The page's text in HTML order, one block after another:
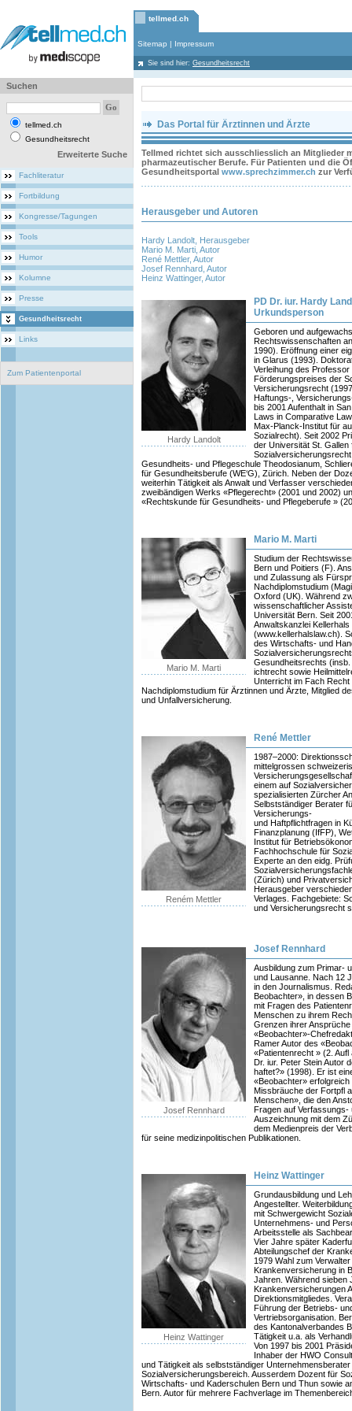
tellmed.ch
Sitemap | Impressum
Sie sind hier: Gesundheitsrecht
Suchen
tellmed.ch
Gesundheitsrecht
Erweiterte Suche
Fachliteratur
Fortbildung
Kongresse/Tagungen
Tools
Humor
Kolumne
Presse
Gesundheitsrecht
Links
Zum Patientenportal
Das Portal für Ärztinnen und Ärzte
Tellmed richtet sich ausschliesslich an Mitglieder
pharmazeutischer Berufe. Für Patienten und die
Gesundheitsportal www.sprechzimmer.ch zur
Herausgeber und Autoren
Hardy Landolt, Herausgeber
Mario M. Marti, Autor
René Mettler, Autor
Josef Rennhard, Autor
Heinz Wattinger, Autor
Hardy Landolt
PD Dr. iur. Hardy
Urkundsperson
Geboren und
Rechtswissenschaften
1990). Eröffnung einer
in Glarus (1993).
Verleihung des
Förderungspreises der
Versicherungsrecht
Haftungs-,
bis 2001 Aufenthalt in
Laws in Comparative
Max-Planck-Institut für
Sozialrecht). Seit 2002
der Universität St.
Gesundheits- und Pflegeschule Theodosianum,
für Gesundheitsberufe (WE‘G), Zürich. Neben der
weiterhin Tätigkeit als Anwalt und Verfasser
zweibändigen Werks «Pflegerecht» (2001 und 2002)
«Rechtskunde für Gesundheits- und Pflegeberufe »
Mario M. Marti
Mario M. Marti
Studium der
Bern und Poitiers (F).
und Zulassung als
Nachdiplomstudium
Oxford (UK). Während
wissenschaftlicher
Universität Bern. Seit
Anwaltskanzlei
(www.kellerhalslaw.ch).
des Wirtschafts- und
Gesundheitsrechts (insb.
ichtrecht sowie
Unterricht im Fach Recht
Nachdiplomstudium für Ärztinnen und Ärzte, Mitglied
und Unfallversicherung.
Reném Mettler
René Mettler
1987–2000:
mittelgrossen
einem auf
spezialisierten Zürcher
Selbstständiger Berater
Versicherungs-
und Haftpflichtfragen in
Finanzplanung (IfFP),
Institut für
Fachhochschule für
Experte an den eidg.
(Zürich) und
Herausgeber
Verlages. Fachgebiete:
und Versicherungsrecht
Josef Rennhard
Josef Rennhard
Ausbildung zum Primar-
und Lausanne. Nach 12
in den Journalismus.
Beobachter», in dessen
mit Fragen des
Menschen zu ihrem
Grenzen ihrer
«Beobachter»-
Ramer Autor des
«Patientenrecht » (2.
Dr. iur. Peter Stein Autor
haftet?» (1998). Er ist
«Beobachter»
Missbräuche der Fortpfl
Menschen», die den
Fragen auf
Auszeichnung mit dem
dem Medienpreis der
für seine medizinpolitischen Publikationen.
Heinz Wattinger
Heinz Wattinger
Grundausbildung und
Angestellter.
mit Schwergewicht
Unternehmens- und
Arbeitsstelle als
Vier Jahre später
Abteilungschef der
1979 Wahl zum
Krankenversicherung in
Jahren. Während sieben
Krankenversicherungen
Direktionsmitgliedes.
Führung der Betriebs-
Vertriebsorganisation.
des Kantonalverbandes
Tätigkeit u.a. als
Von 1997 bis 2001
Inhaber der HWO
und Tätigkeit als selbstständiger
Sozialversicherungsbereich. Ausserdem Dozent für
Wirtschafts- und Kaderschulen Bern und Thun sowie
Bern. Autor für mehrere Fachverlage im